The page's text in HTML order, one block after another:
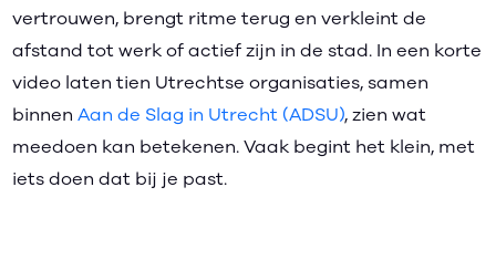
vertrouwen, brengt ritme terug en verkleint de
afstand tot werk of actief zijn in de stad. In een korte
video laten tien Utrechtse organisaties, samen
binnen Aan de Slag in Utrecht (ADSU), zien wat
meedoen kan betekenen. Vaak begint het klein, met
iets doen dat bij je past.